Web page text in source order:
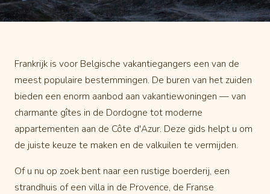
Frankrijk is voor Belgische vakantiegangers een van de
meest populaire bestemmingen. De buren van het zuiden
bieden een enorm aanbod aan vakantiewoningen — van
charmante gîtes in de Dordogne tot moderne
appartementen aan de Côte d'Azur. Deze gids helpt u om
de juiste keuze te maken en de valkuilen te vermijden.
Of u nu op zoek bent naar een rustige boerderij, een
strandhuis of een villa in de Provence, de Franse